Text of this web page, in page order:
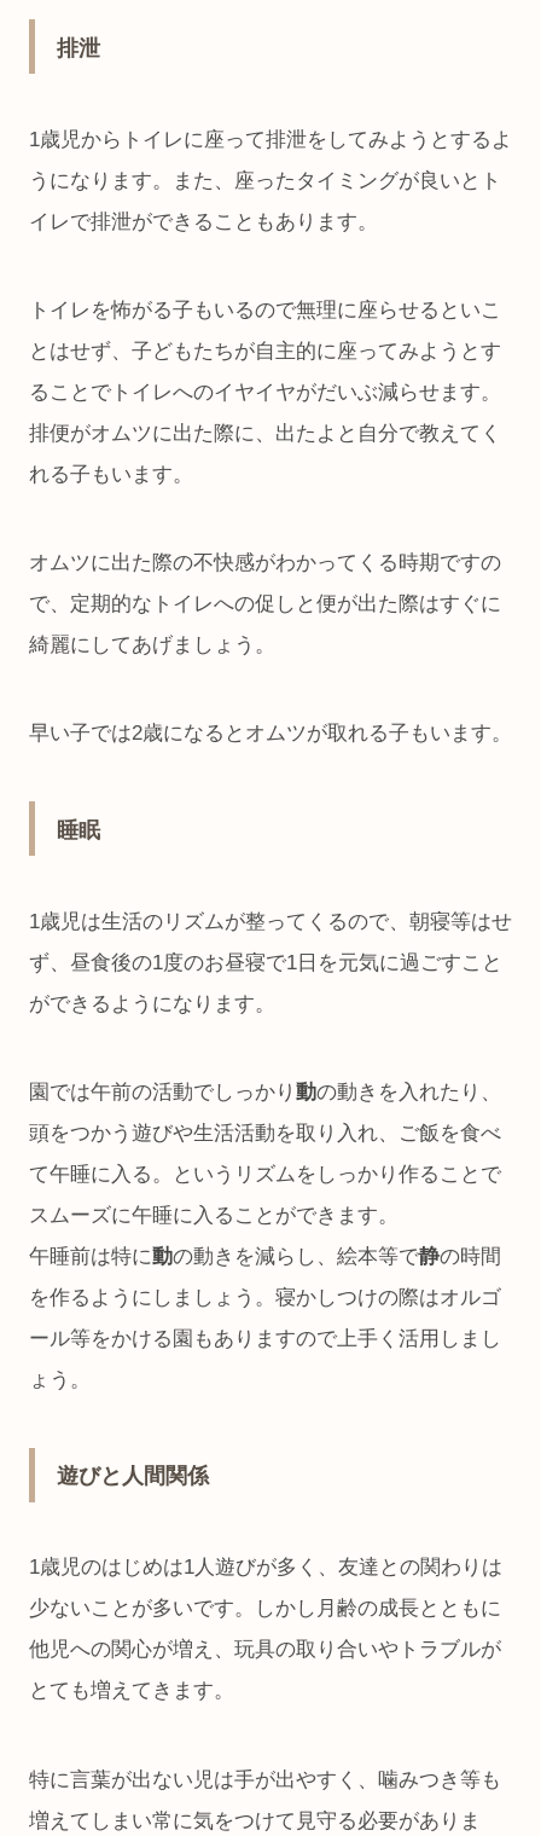
排泄
1歳児からトイレに座って排泄をしてみようとするよ
うになります。また、座ったタイミングが良いとト
イレで排泄ができることもあります。
トイレを怖がる子もいるので無理に座らせるといこ
とはせず、子どもたちが自主的に座ってみようとす
ることでトイレへのイヤイヤがだいぶ減らせます。
排便がオムツに出た際に、出たよと自分で教えてく
れる子もいます。
オムツに出た際の不快感がわかってくる時期ですの
で、定期的なトイレへの促しと便が出た際はすぐに
綺麗にしてあげましょう。
早い子では2歳になるとオムツが取れる子もいます。
睡眠
1歳児は生活のリズムが整ってくるので、朝寝等はせ
ず、昼食後の1度のお昼寝で1日を元気に過ごすこと
ができるようになります。
園では午前の活動でしっかり 動の動きを入れたり、
頭をつかう遊びや生活活動を取り入れ、ご飯を食べ
て午睡に入る。というリズムをしっかり作ることで
スムーズに午睡に入ることができます。
午睡前は特に動の動きを減らし、絵本等で静の時間
を作るようにしましょう。寝かしつけの際はオルゴ
ール等をかける園もありますので上手く活用しまし
ょう。
遊びと人間関係
1歳児のはじめは1人遊びが多く、友達との関わりは
少ないことが多いです。しかし月齢の成長とともに
他児への関心が増え、玩具の取り合いやトラブルが
とても増えてきます。
特に言葉が出ない児は手が出やすく、噛みつき等も
増えてしまい常に気をつけて見守る必要がありま